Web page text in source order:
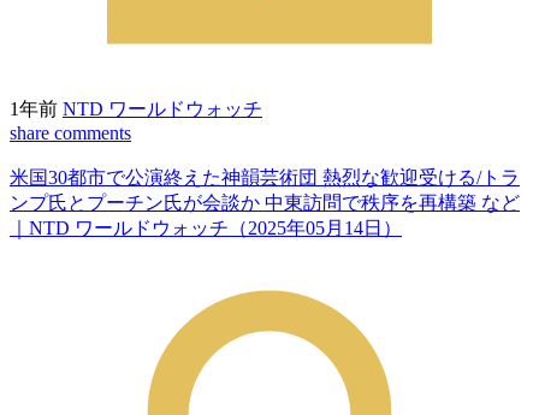
1年前 NTD ワールドウォッチ
share comments
米国30都市で公演終えた神韻芸術団 熱烈な歓迎受ける/トラ
ンプ氏とプーチン氏が会談か 中東訪問で秩序を再構築 など
｜NTD ワールドウォッチ（2025年05月14日）